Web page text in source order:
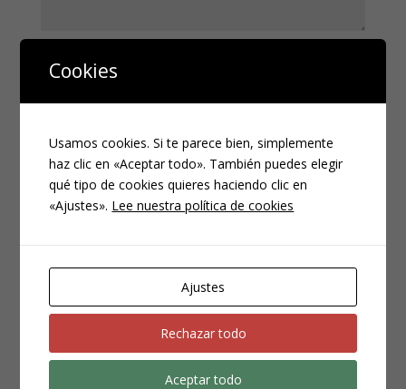
este navegador para la próxima vez que comente.
Cookies
Usamos cookies. Si te parece bien, simplemente
haz clic en «Aceptar todo». También puedes elegir
qué tipo de cookies quieres haciendo clic en
«Ajustes». Lee nuestra política de cookies
Ajustes
Rechazar todo
Aceptar todo